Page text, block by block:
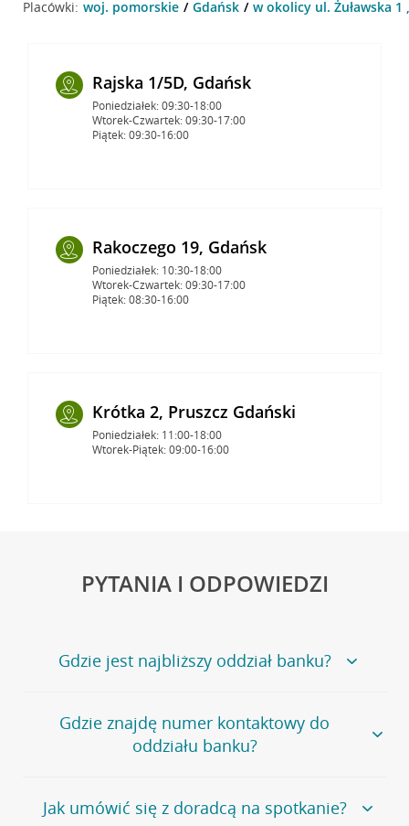
Placówki: woj. pomorskie Gdańsk w okolicy ul. Żuławska 1
Rajska 1/5D, Gdańsk
Poniedziałek: 09:30-18:00
Wtorek-Czwartek: 09:30-17:00
Piątek: 09:30-16:00
Rakoczego 19, Gdańsk
Poniedziałek: 10:30-18:00
Wtorek-Czwartek: 09:30-17:00
Piątek: 08:30-16:00
Krótka 2, Pruszcz Gdański
Poniedziałek: 11:00-18:00
Wtorek-Piątek: 09:00-16:00
PYTANIA I ODPOWIEDZI
Gdzie jest najbliższy oddział banku?
Jeśli szukasz oddziału naszego banku, zapraszamy na
stronęPlacówki i bankomaty, na której znajduje się
wygodna wyszukiwarka.
oddziałów
Gdzie znajdę numer kontaktowy do
oddziału banku?
Bank Credit Agricole nie udostępnia ogólnego numeru
telefonu do placówki bankowej.
Jak umówić się z doradcą na spotkanie?